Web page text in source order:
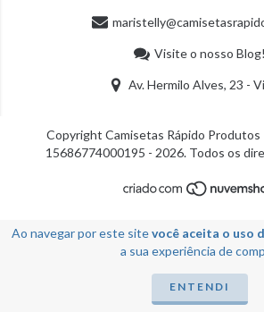
Ao navegar por este sitevocê aceita o uso
a sua experiência de
ENTENDI
Visite o nosso Blog!
Av. Hermilo Alves, 23 -
Copyright Camisetas Rápido Produtos
15686774000195 - 2026. Todos os